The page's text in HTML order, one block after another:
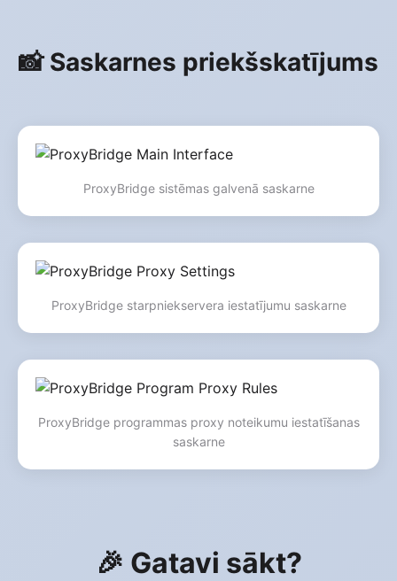
📸 Saskarnes priekšskatījums
ProxyBridge sistēmas galvenā saskarne
ProxyBridge starpniekservera iestatījumu saskarne
ProxyBridge programmas proxy noteikumu iestatīšanas
saskarne
🎉 Gatavi sākt?